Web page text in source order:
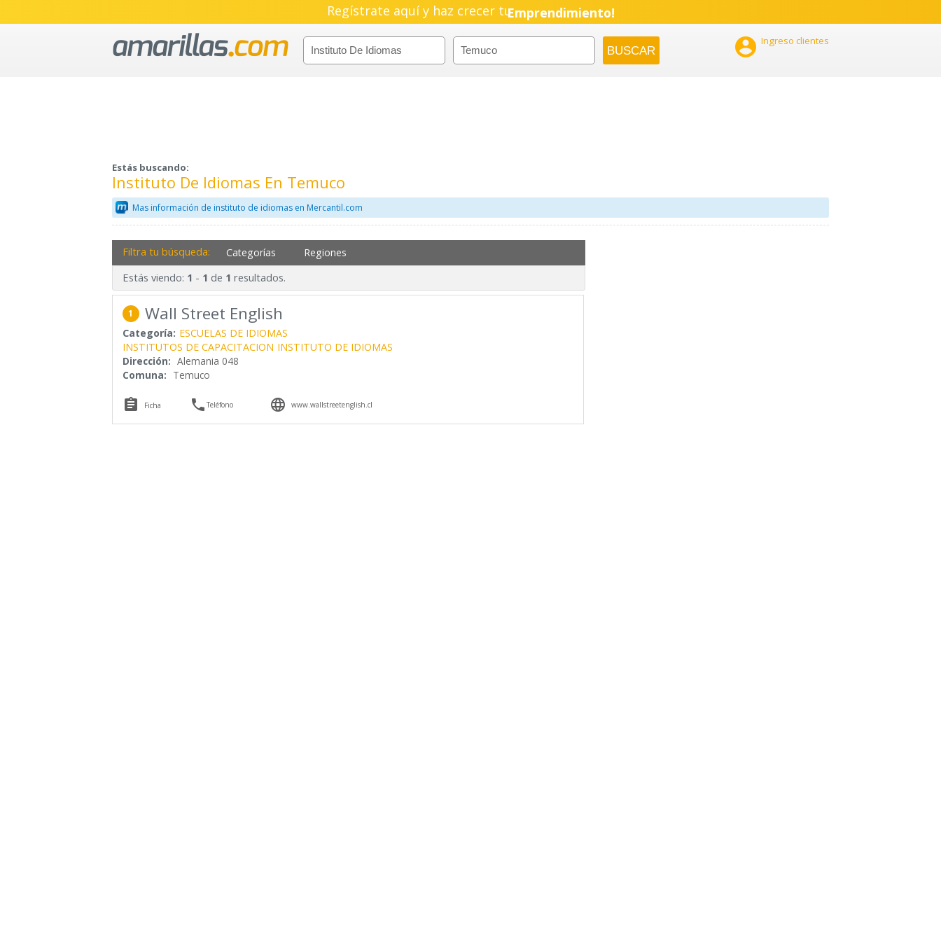
Regístrate aquí y haz crecer tuEmprendimiento!
 Ingreso clientes
Estás buscando:
Instituto De Idiomas En Temuco
Mas información de instituto de idiomas en Mercantil.com
Filtra tu búsqueda: Categorías Regiones
Estás viendo: 1 - 1 de 1 resultados.
1 Wall Street English
Categoría: ESCUELAS DE IDIOMAS
INSTITUTOS DE CAPACITACION INSTITUTO DE IDIOMAS
Dirección: Alemania 048
Comuna: Temuco
 Ficha Teléfono  www.wallstreetenglish.cl